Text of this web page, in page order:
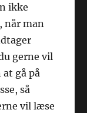
ikke
når man
gerne vil
gå på
så
vil læse